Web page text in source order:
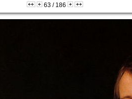
63 / 186